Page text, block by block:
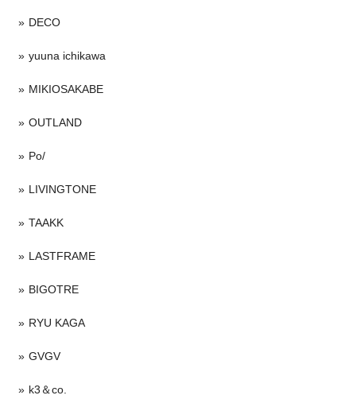
DECO
yuuna ichikawa
MIKIOSAKABE
OUTLAND
Po/
LIVINGTONE
TAAKK
LASTFRAME
BIGOTRE
RYU KAGA
GVGV
k3＆co.